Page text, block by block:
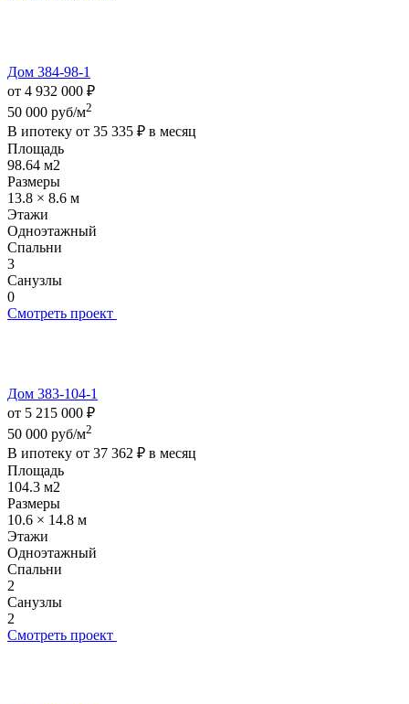
Дом 384-98-1
от 4 932 000 ₽
50 000 руб/м2
В ипотеку от 35 335 ₽ в месяц
Площадь
98.64 м2
Размеры
13.8 × 8.6 м
Этажи
Одноэтажный
Спальни
3
Санузлы
0
Смотреть проект
Дом 383-104-1
от 5 215 000 ₽
50 000 руб/м2
В ипотеку от 37 362 ₽ в месяц
Площадь
104.3 м2
Размеры
10.6 × 14.8 м
Этажи
Одноэтажный
Спальни
2
Санузлы
2
Смотреть проект